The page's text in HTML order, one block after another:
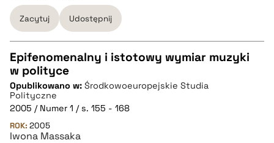
BIBTEX
pobierz cytat
Zacytuj Udostępnij
CZYSTY TEKST
pobierz cytat
Epifenomenalny i istotowy wymiar muzyki
w polityce
Opublikowano w: Środkowoeuropejskie Studia
Polityczne
2005 / Numer 1 / s. 155 - 168
ROK: 2005
Iwona Massaka